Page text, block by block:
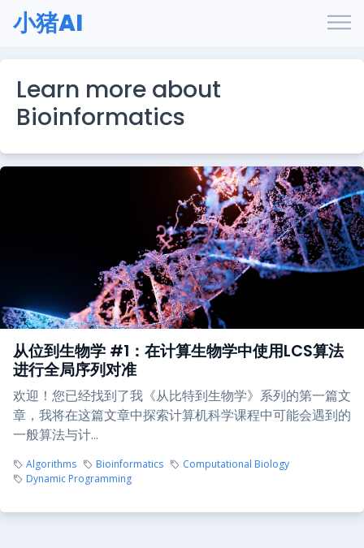
小猪AI
Learn more about
Bioinformatics
从位到生物学 #1：在计算生物学中使用LCS算法
进行全局序列对准
欢迎！您已经找到了我《从比特到生物学》系列的第一篇文
章，我将在这篇文章中探索计算机科学课程中可能会遇到的
一般算法与计...
Algorithms Bioinformatics
Computational Biology
Dynamic Programming